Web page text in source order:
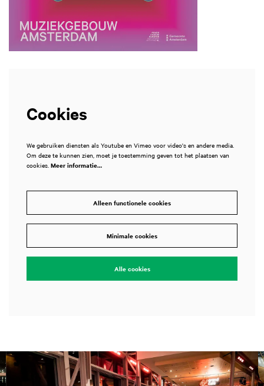
Cookies
We gebruiken diensten als Youtube en Vimeo voor video's en andere media.
Om deze te kunnen zien, moet je toestemming geven tot het plaatsen van
cookies. Meer informatie…
Alleen functionele cookies
Minimale cookies
Alle cookies
Overslaan